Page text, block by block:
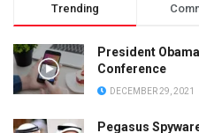
Trending
President
Conference
DECEMBER 29, 2021
Pegasus